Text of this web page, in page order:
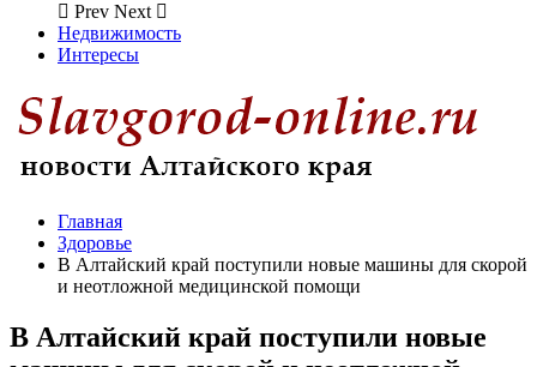
Prev Next
Недвижимость
Интересы
Главная
Здоровье
В Алтайский край поступили новые машины для скорой
и неотложной медицинской помощи
В Алтайский край поступили новые